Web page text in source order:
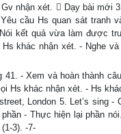
nhận xét.  Dạy bài mới
cầu Hs quan sát tranh
kết quả vừa làm được
khác nhận xét. - Nghe
- Xem và hoàn thành
Hs khác nhận xét. - Hs
London 5. Let’s sing -
- Thực hiện lại phần
3). -7-